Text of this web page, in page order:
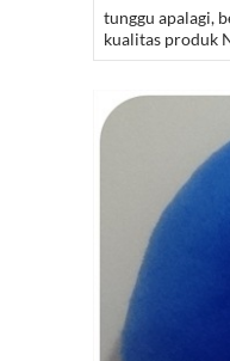
tunggu apalagi,
kualitas produk